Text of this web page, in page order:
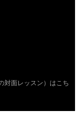
対面レッスン）はこち